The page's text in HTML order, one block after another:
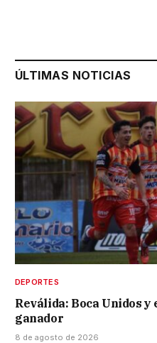
ÚLTIMAS NOTICIAS
DEPORTES
Reválida: Boca Unidos
ganador
8 de agosto de 2026